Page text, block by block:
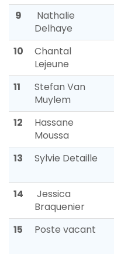
9
Nathalie
Delhaye
10
Chantal
Lejeune
11
Stefan Van
Muylem
12
Hassane
Moussa
13 Sylvie Detaille
14
Jessica
Braquenier
15
Poste vacant